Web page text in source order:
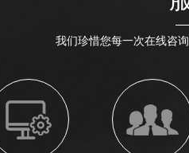
我们珍惜您每一次在线咨